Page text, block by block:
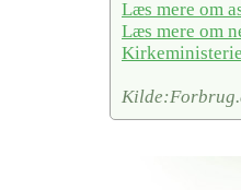
Læs mere om
Læs mere om